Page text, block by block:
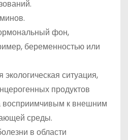
фон,
беременностью или
экологическая ситуация,
продуктов
восприимчивым к внешним
среды.
в области